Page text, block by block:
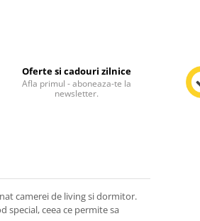
Oferte si cadouri zilnice
Afla primul - aboneaza-te la
newsletter.
camerei de living si dormitor.
special, ceea ce permite sa